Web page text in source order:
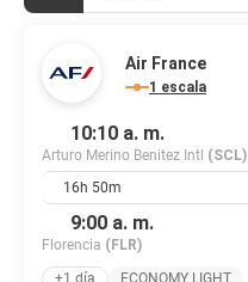
Air France
1 escala
10:10 a. m.
Arturo Merino Benitez Intl (SCL)
16h 50m
9:00 a. m.
Florencia (FLR)